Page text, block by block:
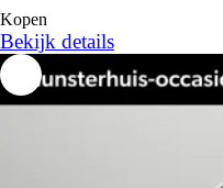
Kopen
Bekijk details